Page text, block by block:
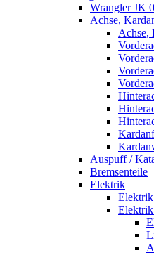
Wrangler JK
Achse,
Achse,
Auspuff /
Bremsenteile
Elektrik
Elektrik